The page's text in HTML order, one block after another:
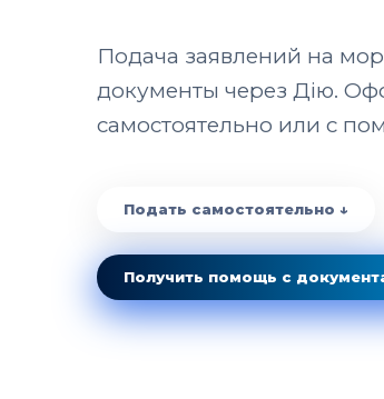
Подача заявлений на
документы через Дію.
самостоятельно или с
Подать самостоятельно ↓
Получить помощь с